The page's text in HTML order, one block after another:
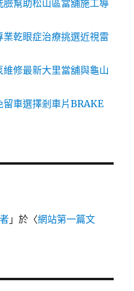
幫助松山區當舖施工導
乾眼症治療挑選近視雷
修最新大里當舖與龜山
車選擇剎車片BRAKE
」於〈網站第一篇文